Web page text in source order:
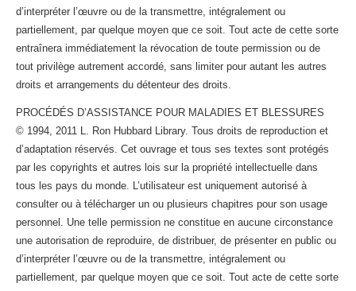
d’interpréter l’œuvre ou de la transmettre, intégralement ou
partiellement, par quelque moyen que ce soit. Tout acte de cette sorte
entraînera immédiatement la révocation de toute permission ou de
tout privilège autrement accordé, sans limiter pour autant les autres
droits et arrangements du détenteur des droits.
PROCÉDÉS D’ASSISTANCE POUR MALADIES ET BLESSURES
© 1994, 2011 L. Ron Hubbard Library. Tous droits de reproduction et
d’adaptation réservés. Cet ouvrage et tous ses textes sont protégés
par les copyrights et autres lois sur la propriété intellectuelle dans
tous les pays du monde. L’utilisateur est uniquement autorisé à
consulter ou à télécharger un ou plusieurs chapitres pour son usage
personnel. Une telle permission ne constitue en aucune circonstance
une autorisation de reproduire, de distribuer, de présenter en public ou
d’interpréter l’œuvre ou de la transmettre, intégralement ou
partiellement, par quelque moyen que ce soit. Tout acte de cette sorte